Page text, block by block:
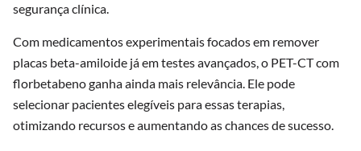
segurança clínica.
Com medicamentos experimentais focados em remover
placas beta-amiloide já em testes avançados, o PET-CT com
florbetabeno ganha ainda mais relevância. Ele pode
selecionar pacientes elegíveis para essas terapias,
otimizando recursos e aumentando as chances de sucesso.